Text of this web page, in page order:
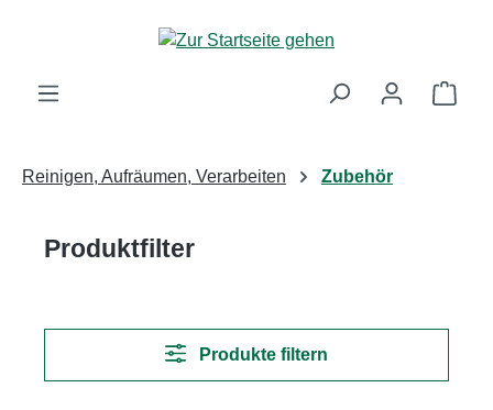
Zum Hauptinhalt springen
Reinigen, Aufräumen, Verarbeiten Zubehör
Produktfilter
Produkte filtern